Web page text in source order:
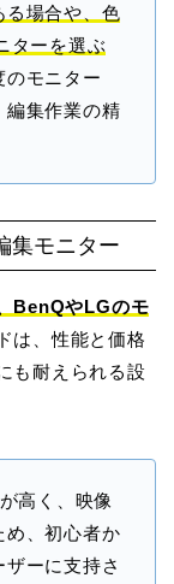
る場合や、色
ターを選ぶ
のモニター
編集作業の精
集モニター
BenQやLGのモ
は、性能と価格
も耐えられる設
高く、映像
め、初心者か
ーに支持さ